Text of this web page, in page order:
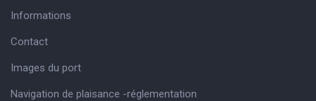
Informations
Contact
Images du port
Navigation de plaisance -réglementation